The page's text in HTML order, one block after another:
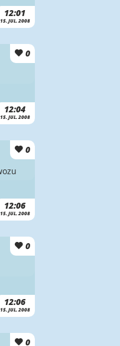
12:01
15. JUL. 2008
0
12:04
15. JUL. 2008
0
12:06
15. JUL. 2008
0
12:06
15. JUL. 2008
0